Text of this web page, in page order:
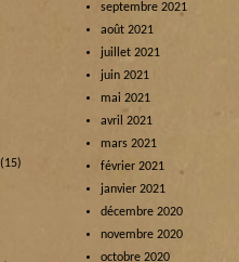
(15)
septembre 2021
août 2021
juillet 2021
juin 2021
mai 2021
avril 2021
mars 2021
février 2021
janvier 2021
décembre 2020
novembre 2020
octobre 2020